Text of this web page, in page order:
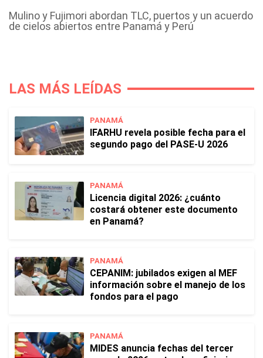
Mulino y Fujimori abordan TLC, puertos y un acuerdo
de cielos abiertos entre Panamá y Perú
LAS MÁS LEÍDAS
PANAMÁ
IFARHU revela posible fecha para el
segundo pago del PASE-U 2026
PANAMÁ
Licencia digital 2026: ¿cuánto
costará obtener este documento
en Panamá?
PANAMÁ
CEPANIM: jubilados exigen al MEF
información sobre el manejo de los
fondos para el pago
PANAMÁ
MIDES anuncia fechas del tercer